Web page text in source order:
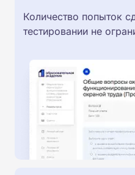
Количество попыток
тестировании не